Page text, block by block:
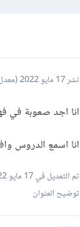
نشر17 مايو 2022
انا اجد صعوبة في
انا اسمع الدروس
تم التعديل في17 مايو 2022
توضيح العنوان